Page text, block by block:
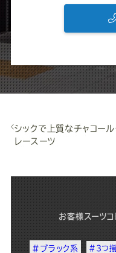
シックで上質なチャコー
レースーツ
お客様スーツコ
#ブラック系 #3つ揃